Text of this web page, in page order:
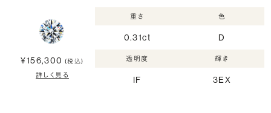
¥156,300 (税込)
詳しく見る
重さ
0.31ct
色
D
透明度
IF
輝き
3EX